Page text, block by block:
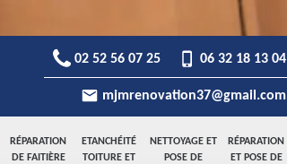
RÉPARATION
DE FAITIÈRE
ETANCHÉITÉ
TOITURE ET
NETTOYAGE ET
POSE DE
RÉPARATION
ET POSE DE
02 52 56 07 25 06 32 18 13 04
mjmrenovation37@gmail.com